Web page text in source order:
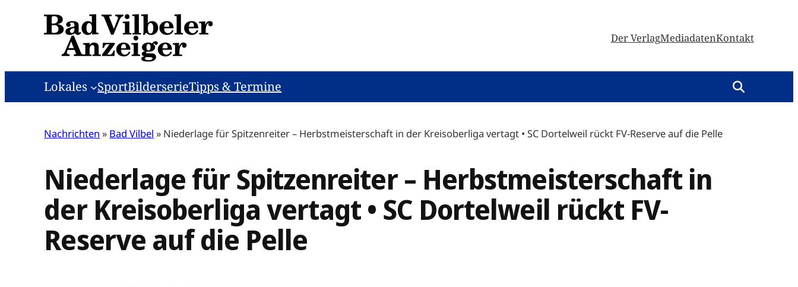
Der VerlagMediadatenKontakt
Lokales SportBilderserieTipps & Termine
Nachrichten » Bad Vilbel » Niederlage für Spitzenreiter – Herbstmeisterschaft in der Kreisoberliga vertagt • SC Dortelweil rückt FV-Reserve auf die Pelle
Niederlage für Spitzenreiter – Herbstmeisterschaft in
der Kreisoberliga vertagt • SC Dortelweil rückt FV-
Reserve auf die Pelle